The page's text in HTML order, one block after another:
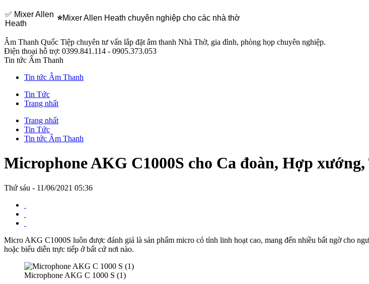
✅ Mixer Allen
Heath
⭐Mixer Allen Heath chuyên nghiệp cho các nhà thờ
Âm Thanh Quốc Tiệp chuyên tư vấn lắp đặt âm thanh Nhà Thờ, gia đình, phòng họp chuyên nghiệp.
Điện thoại hỗ trợ: 0399.841.114 - 0905.373.053
Tin tức Âm Thanh
Tin tức Âm Thanh
Tin Tức
Trang nhất
Trang nhất
Tin Tức
Tin tức Âm Thanh
Microphone AKG C1000S cho Ca đoàn, Hợp
Thứ sáu - 11/06/2021 05:36
Micro AKG C1000S luôn được đánh giá là sản phẩm micro có tính linh hoạt cao, mang đến nhiều bất ngờ cho
hoặc biểu diễn trực tiếp ở bất cứ nơi nào.
Microphone AKG C 1000 S (1)